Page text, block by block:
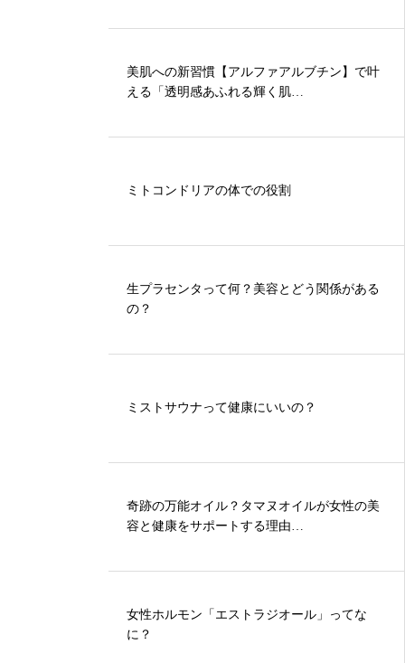
美肌への新習慣【アルファアルブチン】で叶
える「透明感あふれる輝く肌…
ミトコンドリアの体での役割
生プラセンタって何？美容とどう関係がある
の？
ミストサウナって健康にいいの？
奇跡の万能オイル？タマヌオイルが女性の美
容と健康をサポートする理由…
女性ホルモン「エストラジオール」ってな
に？